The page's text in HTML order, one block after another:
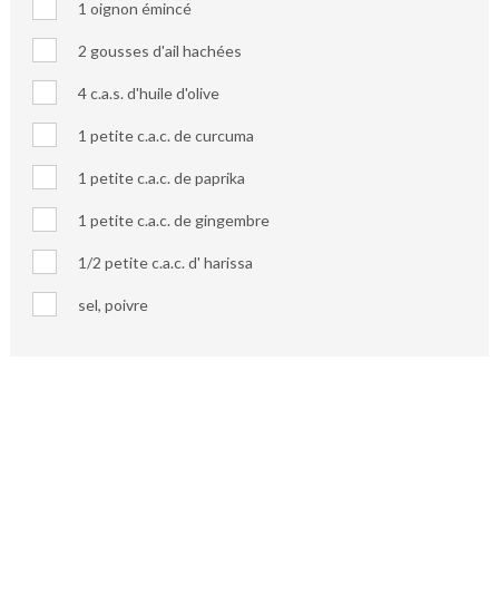
1 oignon émincé
2 gousses d'ail hachées
4 c.a.s. d'huile d'olive
1 petite c.a.c. de curcuma
1 petite c.a.c. de paprika
1 petite c.a.c. de gingembre
1/2 petite c.a.c. d' harissa
sel, poivre